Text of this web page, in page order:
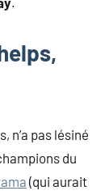
n’a pas lésiné
du
(qui aurait